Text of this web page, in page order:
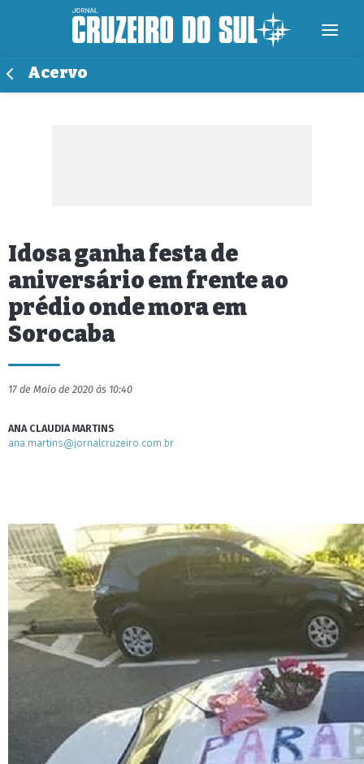
Acervo
Idosa ganha festa de
aniversário em frente ao
prédio onde mora em
Sorocaba
17 de Maio de 2020 às 10:40
ANA CLAUDIA MARTINS
ana.martins@jornalcruzeiro.com.br